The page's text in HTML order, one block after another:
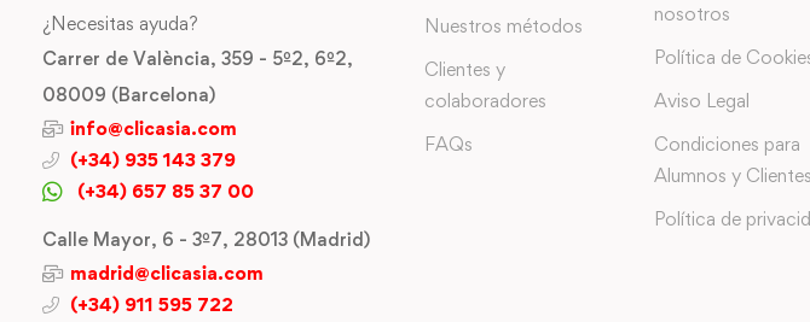
¿Necesitas ayuda?
Carrer de València, 359 - 5º2, 6º2,
08009 (Barcelona)
info@clicasia.com
(+34) 935 143 379
(+34) 657 85 37 00
Calle Mayor, 6 - 3º7, 28013 (Madrid)
madrid@clicasia.com
(+34) 911 595 722
Nuestros métodos
Clientes y
colaboradores
FAQs
nosotros
Política de
Aviso Legal
Condiciones para
Alumnos y Clientes
Política de